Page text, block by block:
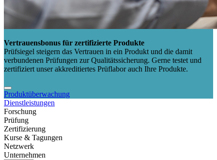
Vertrauensbonus für zertifizierte Produkte
Prüfsiegel steigern das Vertrauen in ein Produkt und die damit
verbundenen Prüfungen zur Qualitätssicherung. Gerne testet und
zertifiziert unser akkreditiertes Prüflabor auch Ihre Produkte.
Produktüberwachung
Dienstleistungen
Forschung
Prüfung
Zertifizierung
Kurse & Tagungen
Netzwerk
Unternehmen